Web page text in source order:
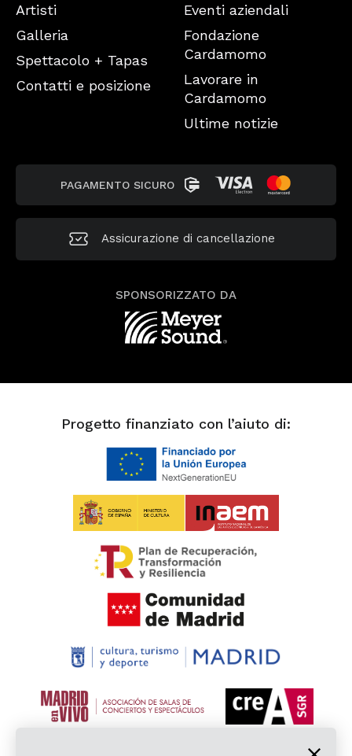
Artisti
Galleria
Spettacolo + Tapas
Contatti e posizione
Eventi aziendali
Fondazione
Cardamomo
Lavorare in
Cardamomo
Ultime notizie
PAGAMENTO SICURO
Assicurazione di cancellazione
SPONSORIZZATO DA
Progetto finanziato con l’aiuto di: